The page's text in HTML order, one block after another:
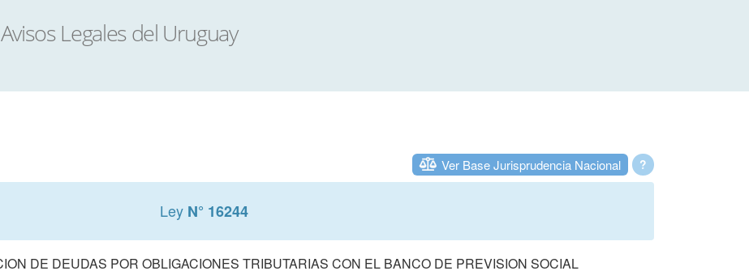
?
Ver Base Jurisprudencia Nacional
Ley N° 16244
DE DEUDAS POR OBLIGACIONES TRIBUTARIAS CON EL BANCO DE PREVISION SOCIAL